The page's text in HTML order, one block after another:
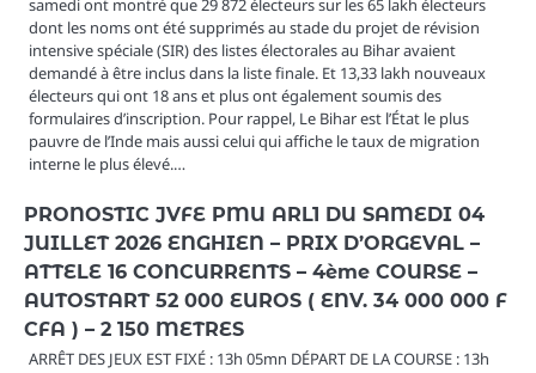
samedi ont montré que 29 872 électeurs sur les 65 lakh électeurs
dont les noms ont été supprimés au stade du projet de révision
intensive spéciale (SIR) des listes électorales au Bihar avaient
demandé à être inclus dans la liste finale. Et 13,33 lakh nouveaux
électeurs qui ont 18 ans et plus ont également soumis des
formulaires d’inscription. Pour rappel, Le Bihar est l’État le plus
pauvre de l’Inde mais aussi celui qui affiche le taux de migration
interne le plus élevé.…
PRONOSTIC JVFE PMU ARL1 DU SAMEDI 04
JUILLET 2026 ENGHIEN – PRIX D’ORGEVAL –
ATTELE 16 CONCURRENTS – 4ème COURSE –
AUTOSTART 52 000 EUROS ( ENV. 34 000 000 F
CFA ) – 2 150 METRES
ARRÊT DES JEUX EST FIXÉ : 13h 05mn DÉPART DE LA COURSE : 13h